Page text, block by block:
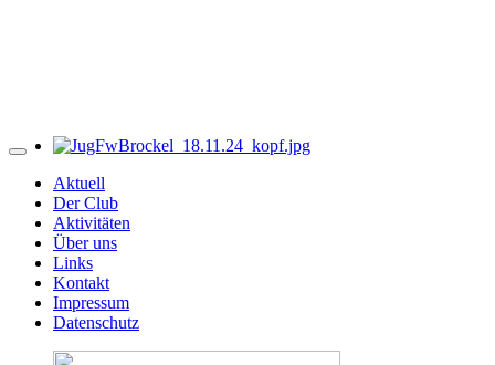
Aktuell
Der Club
Aktivitäten
Über uns
Links
Kontakt
Impressum
Datenschutz